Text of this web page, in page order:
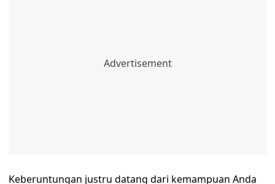
Keberuntungan justru datang dari kemampuan Anda